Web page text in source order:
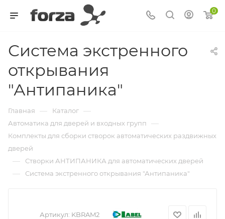
0
Система экстренного
открывания
"Антипаника"
Главная — Каталог —
Автоматика для дверей и входных групп —
Комплекты для сборки створок автоматических раздвижных
дверей
— Створки АНТИПАНИКА для автоматических дверей
— Система экстренного открывания "Антипаника"
Артикул: KBRAM2